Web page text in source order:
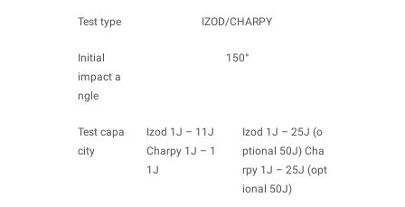
Test type IZOD/CHARPY
Initial
impact a
ngle
150°
Test capa
city
Izod 1J – 11J
Charpy 1J – 1
1J
Izod 1J – 25J (o
ptional 50J) Cha
rpy 1J – 25J (opt
ional 50J)